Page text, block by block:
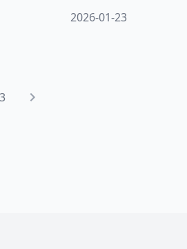
新選擇。這種結構與
2026-01-23